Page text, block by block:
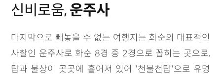
신비로움,운주사
마지막으로 빼놓을 수 없는 여행지는 화순의 대표적인
사찰인 운주사로 화순 8경 중 2경으로 꼽히는 곳으로,
탑과 불상이 곳곳에 흩어져 있어 '천불천탑'으로 유명